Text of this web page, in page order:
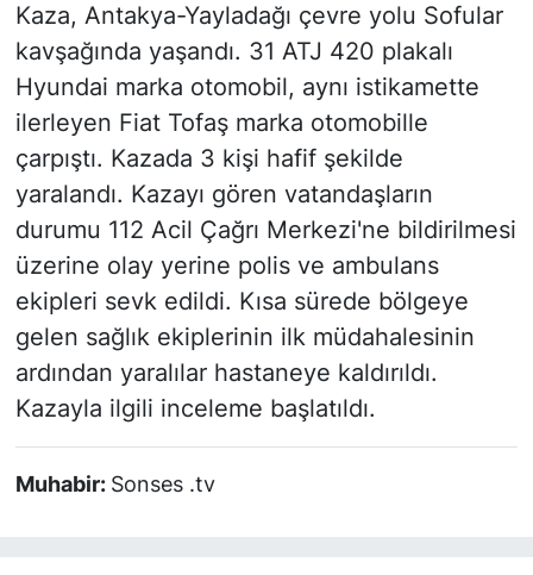
Kaza, Antakya-Yayladağı çevre yolu Sofular
kavşağında yaşandı. 31 ATJ 420 plakalı
Hyundai marka otomobil, aynı istikamette
ilerleyen Fiat Tofaş marka otomobille
çarpıştı. Kazada 3 kişi hafif şekilde
yaralandı. Kazayı gören vatandaşların
durumu 112 Acil Çağrı Merkezi'ne bildirilmesi
üzerine olay yerine polis ve ambulans
ekipleri sevk edildi. Kısa sürede bölgeye
gelen sağlık ekiplerinin ilk müdahalesinin
ardından yaralılar hastaneye kaldırıldı.
Kazayla ilgili inceleme başlatıldı.
Muhabir: Sonses .tv